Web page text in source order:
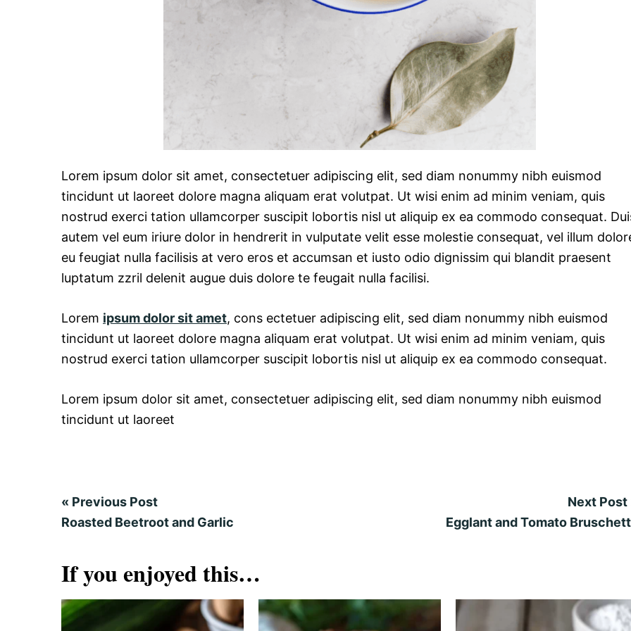
Lorem ipsum dolor sit amet, consectetuer adipiscing elit, sed diam nonummy nibh euismod
tincidunt ut laoreet dolore magna aliquam erat volutpat. Ut wisi enim ad minim veniam, quis
nostrud exerci tation ullamcorper suscipit lobortis nisl ut aliquip ex ea commodo consequat.
autem vel eum iriure dolor in hendrerit in vulputate velit esse molestie consequat, vel illum
eu feugiat nulla facilisis at vero eros et accumsan et iusto odio dignissim qui blandit praesent
luptatum zzril delenit augue duis dolore te feugait nulla facilisi.
Lorem ipsum dolor sit amet, cons ectetuer adipiscing elit, sed diam nonummy nibh euismod
tincidunt ut laoreet dolore magna aliquam erat volutpat. Ut wisi enim ad minim veniam, quis
nostrud exerci tation ullamcorper suscipit lobortis nisl ut aliquip ex ea commodo consequat.
Lorem ipsum dolor sit amet, consectetuer adipiscing elit, sed diam nonummy nibh euismod
tincidunt ut laoreet
« Previous Post
Roasted Beetroot and Garlic
Next Post
Egglant and Tomato
If you enjoyed this…